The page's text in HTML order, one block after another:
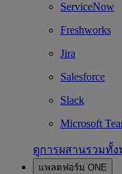
ServiceNow
Freshworks
Jira
Salesforce
Slack
Microsoft
ดูการผสานรวมทั้
แพลตฟอร์ม ONE